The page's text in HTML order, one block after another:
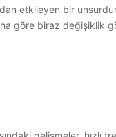
etkileyen bir
göre biraz değişiklik